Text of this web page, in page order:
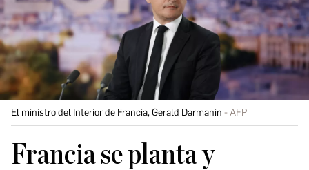
El ministro del Interior de Francia, Gerald Darmanin AFP
Francia se planta y